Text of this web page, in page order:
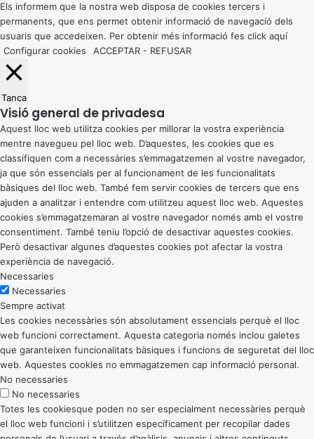
button
Els informem que la nostra web disposa de cookies tercers i
permanents, que ens permet obtenir informació de navegació dels
usuaris que accedeixen. Per obtenir més informació fes click aquí
Configurar cookies
ACCEPTAR - REFUSAR
Tanca
Visió general de privadesa
Aquest lloc web utilitza cookies per millorar la vostra experiència
mentre navegueu pel lloc web. D’aquestes, les cookies que es
classifiquen com a necessàries s’emmagatzemen al vostre navegador,
ja que són essencials per al funcionament de les funcionalitats
bàsiques del lloc web. També fem servir cookies de tercers que ens
ajuden a analitzar i entendre com utilitzeu aquest lloc web. Aquestes
cookies s’emmagatzemaran al vostre navegador només amb el vostre
consentiment. També teniu l’opció de desactivar aquestes cookies.
Però desactivar algunes d’aquestes cookies pot afectar la vostra
experiència de navegació.
Necessaries
Necessaries
Sempre activat
Les cookies necessàries són absolutament essencials perquè el lloc
web funcioni correctament. Aquesta categoria només inclou galetes
que garanteixen funcionalitats bàsiques i funcions de seguretat del lloc
web. Aquestes cookies no emmagatzemen cap informació personal.
No necessaries
No necessaries
Totes les cookiesque poden no ser especialment necessàries perquè
el lloc web funcioni i s’utilitzen específicament per recopilar dades